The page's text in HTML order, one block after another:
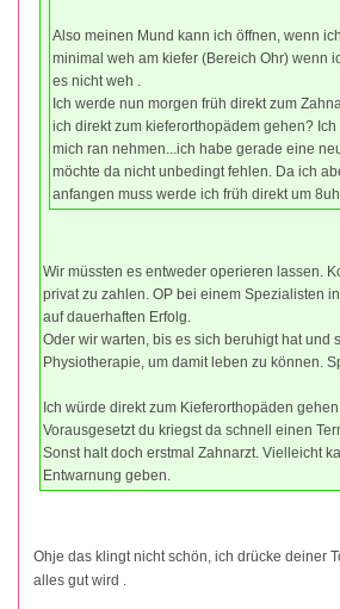
Also meinen Mund kann ich öffnen, wenn
minimal weh am kiefer (Bereich Ohr) wenn
es nicht weh .
Ich werde nun morgen früh direkt zum
ich direkt zum kieferorthopädem gehen?
mich ran nehmen...ich habe gerade eine
möchte da nicht unbedingt fehlen. Da ich
anfangen muss werde ich früh direkt um
Wir müssten es entweder operieren lassen.
privat zu zahlen. OP bei einem Spezialisten
auf dauerhaften Erfolg.
Oder wir warten, bis es sich beruhigt hat und
Physiotherapie, um damit leben zu können.
Ich würde direkt zum Kieferorthopäden gehen.
Vorausgesetzt du kriegst da schnell einen
Sonst halt doch erstmal Zahnarzt. Vielleicht
Entwarnung geben.
Ohje das klingt nicht schön, ich drücke deiner
alles gut wird .